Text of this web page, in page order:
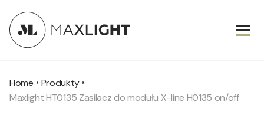
Home
Produkty
Maxlight HT0135 Zasilacz do modułu X-line H0135 on/off